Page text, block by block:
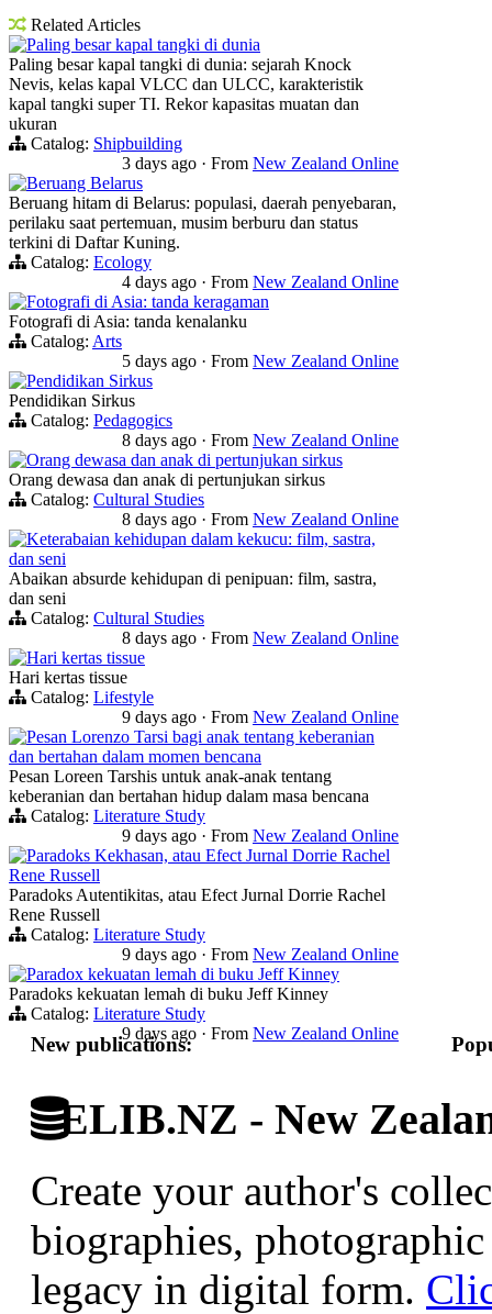
Related Articles
Paling besar kapal tangki di dunia
Paling besar kapal tangki di dunia: sejarah Knock
Nevis, kelas kapal VLCC dan ULCC, karakteristik
kapal tangki super TI. Rekor kapasitas muatan dan
ukuran
Catalog: Shipbuilding
3 days ago · From New Zealand Online
Beruang Belarus
Beruang hitam di Belarus: populasi, daerah penyebaran,
perilaku saat pertemuan, musim berburu dan status
terkini di Daftar Kuning.
Catalog: Ecology
4 days ago · From New Zealand Online
Fotografi di Asia: tanda keragaman
Fotografi di Asia: tanda kenalanku
Catalog: Arts
5 days ago · From New Zealand Online
Pendidikan Sirkus
Pendidikan Sirkus
Catalog: Pedagogics
8 days ago · From New Zealand Online
Orang dewasa dan anak di pertunjukan sirkus
Orang dewasa dan anak di pertunjukan sirkus
Catalog: Cultural Studies
8 days ago · From New Zealand Online
Keterabaian kehidupan dalam kekucu: film, sastra,
dan seni
Abaikan absurde kehidupan di penipuan: film, sastra,
dan seni
Catalog: Cultural Studies
8 days ago · From New Zealand Online
Hari kertas tissue
Hari kertas tissue
Catalog: Lifestyle
9 days ago · From New Zealand Online
Pesan Lorenzo Tarsi bagi anak tentang keberanian
dan bertahan dalam momen bencana
Pesan Loreen Tarshis untuk anak-anak tentang
keberanian dan bertahan hidup dalam masa bencana
Catalog: Literature Study
9 days ago · From New Zealand Online
Paradoks Kekhasan, atau Efect Jurnal Dorrie Rachel
Rene Russell
Paradoks Autentikitas, atau Efect Jurnal Dorrie Rachel
Rene Russell
Catalog: Literature Study
9 days ago · From New Zealand Online
Paradox kekuatan lemah di buku Jeff Kinney
Paradoks kekuatan lemah di buku Jeff Kinney
Catalog: Literature Study
9 days ago · From New Zealand Online
New publications:
ELIB.NZ - New
Create your author's
biographies,
legacy in digital form.